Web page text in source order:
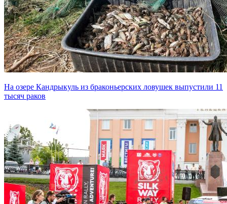
На озере Кандрыкуль из браконьерских ловушек выпустили 11
тысяч раков